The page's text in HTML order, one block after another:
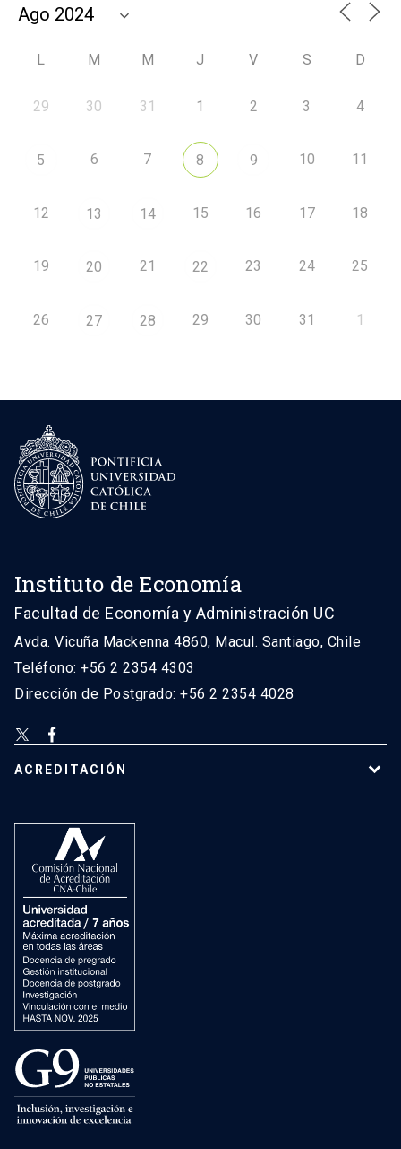
L M M J V S D
29 30 31 1 2 3 4
5 6 7 8 9 10 11
12 13 14 15 16 17 18
19 20 21 22 23 24 25
26 27 28 29 30 31 1
Instituto de Economía
Facultad de Economía y Administración UC
Avda. Vicuña Mackenna 4860, Macul. Santiago, Chile
Teléfono: +56 2 2354 4303
Dirección de Postgrado: +56 2 2354 4028
ACREDITACIÓN